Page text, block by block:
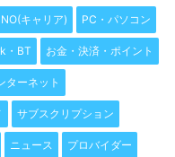
キャリア) PC・パソコン
・BT お金・決済・ポイント
ターネット
サブスクリプション
ニュース プロバイダー